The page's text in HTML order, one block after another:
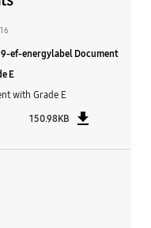
ef-energylabel Document
E
with Grade E
150.98KB